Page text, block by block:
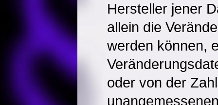
Hersteller jener
allein die
werden können,
oder von der